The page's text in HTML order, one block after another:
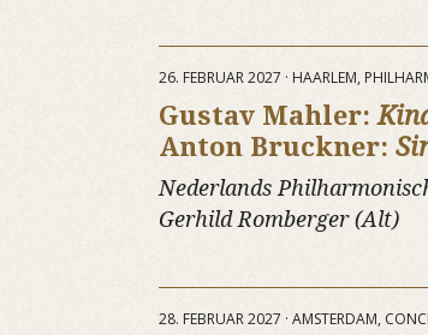
26. FEBRUAR 2027 · HAARLEM,
Gustav Mahler:
Anton Bruckner:
Nederlands
Gerhild Romberger (Alt)
28. FEBRUAR 2027 · AMSTERDAM,